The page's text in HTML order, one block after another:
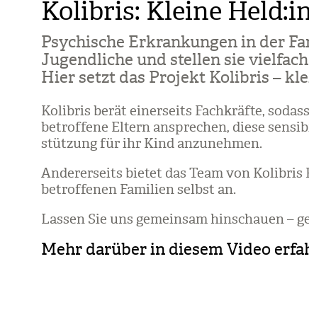
Kolibris: Kleine
Psy­chi­sche Erkran­kun­gen in der
Jugend­li­che und stel­len sie
Hier setzt das Pro­jekt Koli­bris –
Koli­bris berät einer­seits Fach­kräfte,
betrof­fene Eltern anspre­chen, diese
stüt­zung für ihr Kind anzu­neh­men.
Ande­rer­seits bie­tet das Team von
betrof­fe­nen Fami­lien selbst an.
Las­sen Sie uns gemein­sam hin­schauen –
Mehr darüber in diesem Video